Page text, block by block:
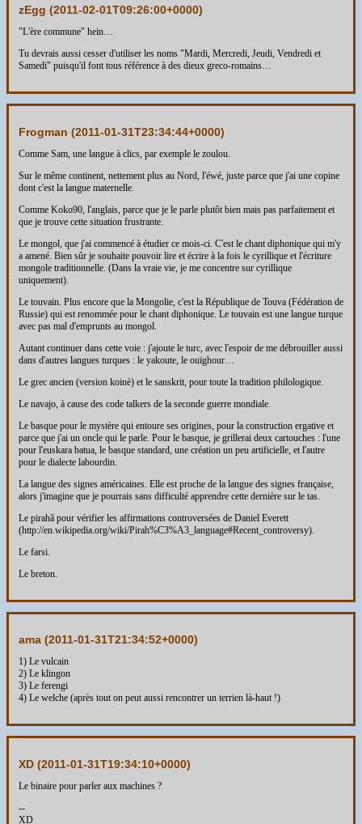
zEgg (2011-02-01T09:26:00+0000)
"L'ère commune" hein…
Tu devrais aussi cesser d'utiliser les noms "Mardi, Mercredi, Jeudi, Vendredi et
Samedi" puisqu'il font tous référence à des dieux greco-romains…
Frogman (2011-01-31T23:34:44+0000)
Comme Sam, une langue à clics, par exemple le zoulou.
Sur le même continent, nettement plus au Nord, l'éwé, juste parce que j'ai une copine
dont c'est la langue maternelle.
Comme Koko90, l'anglais, parce que je le parle plutôt bien mais pas parfaitement et
que je trouve cette situation frustrante.
Le mongol, que j'ai commencé à étudier ce mois-ci. C'est le chant diphonique qui m'y
a amené. Bien sûr je souhaite pouvoir lire et écrire à la fois le cyrillique et l'écriture
mongole traditionnelle. (Dans la vraie vie, je me concentre sur cyrillique
uniquement).
Le touvain. Plus encore que la Mongolie, c'est la République de Touva (Fédération de
Russie) qui est renommée pour le chant diphonique. Le touvain est une langue turque
avec pas mal d'emprunts au mongol.
Autant continuer dans cette voie : j'ajoute le turc, avec l'espoir de me débrouiller aussi
dans d'autres langues turques : le yakoute, le ouïghour…
Le grec ancien (version koinè) et le sanskrit, pour toute la tradition philologique.
Le navajo, à cause des code talkers de la seconde guerre mondiale.
Le basque pour le mystère qui entoure ses origines, pour la construction ergative et
parce que j'ai un oncle qui le parle. Pour le basque, je grillerai deux cartouches : l'une
pour l'euskara batua, le basque standard, une création un peu artificielle, et l'autre
pour le dialecte labourdin.
La langue des signes américaines. Elle est proche de la langue des signes française,
alors j'imagine que je pourrais sans difficulté apprendre cette dernière sur le tas.
Le pirahã pour vérifier les affirmations controversées de Daniel Everett
(http://en.wikipedia.org/wiki/Pirah%C3%A3_language#Recent_controversy).
Le farsi.
Le breton.
ama (2011-01-31T21:34:52+0000)
1) Le vulcain
2) Le klingon
3) Le ferengi
4) Le welche (après tout on peut aussi rencontrer un terrien là-haut !)
XD (2011-01-31T19:34:10+0000)
Le binaire pour parler aux machines ?
--
XD